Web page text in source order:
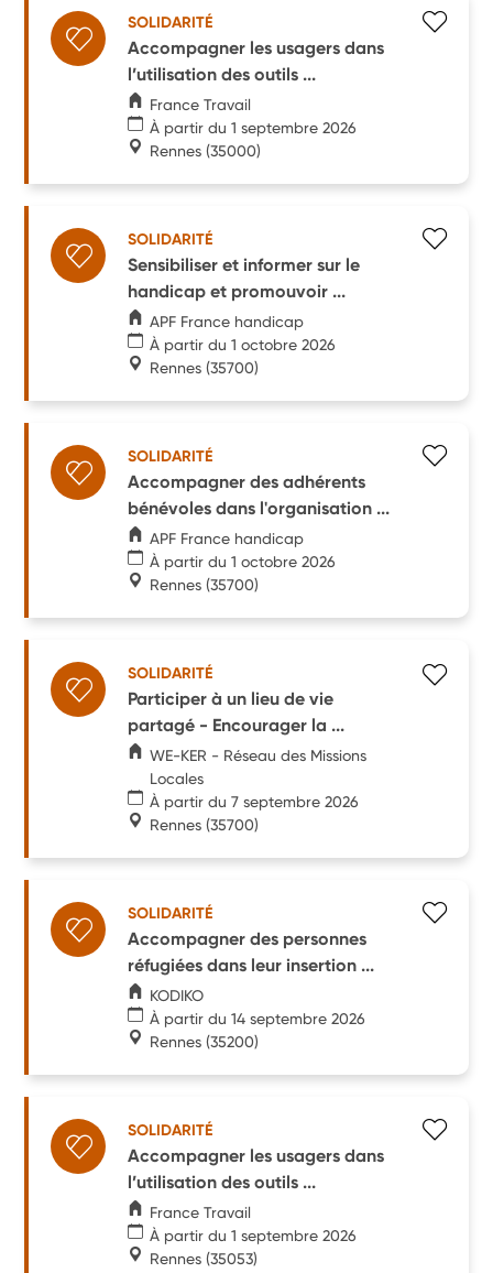
SOLIDARITÉ
Accompagner les usagers dans
l’utilisation des outils ...
France Travail
À partir du 1 septembre 2026
Rennes (35000)
SOLIDARITÉ
Sensibiliser et informer sur le
handicap et promouvoir ...
APF France handicap
À partir du 1 octobre 2026
Rennes (35700)
SOLIDARITÉ
Accompagner des adhérents
bénévoles dans l'organisation ...
APF France handicap
À partir du 1 octobre 2026
Rennes (35700)
SOLIDARITÉ
Participer à un lieu de vie
partagé - Encourager la ...
WE-KER - Réseau des Missions
Locales
À partir du 7 septembre 2026
Rennes (35700)
SOLIDARITÉ
Accompagner des personnes
réfugiées dans leur insertion ...
KODIKO
À partir du 14 septembre 2026
Rennes (35200)
SOLIDARITÉ
Accompagner les usagers dans
l’utilisation des outils ...
France Travail
À partir du 1 septembre 2026
Rennes (35053)